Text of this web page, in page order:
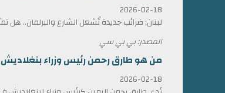
2026-02-18
لبنان: ضرائب جديدة تُشعل الشارع والبرلمان.. هل
المصدر: بي بي سي
من هو طارق رحمن رئيس وزراء بنغلاديش الذي أمضى 17
2026-02-18